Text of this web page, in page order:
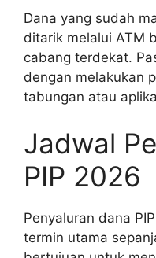
Dana yang sudah
ditarik melalui ATM
cabang terdekat.
dengan melakukan
tabungan atau
Jadwal
PIP 2026
Penyaluran dana
termin utama